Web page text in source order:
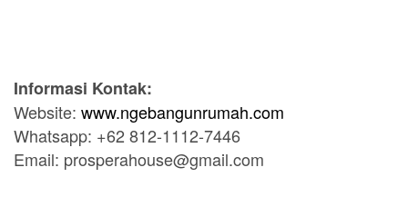
Informasi Kontak:
Website: www.ngebangunrumah.com
Whatsapp: +62 812-1112-7446
Email: prosperahouse@gmail.com